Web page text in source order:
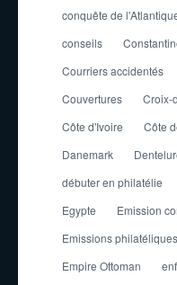
conquête de
conseils
Courriers accidentés
Couvertures
Croix-
Côte d'Ivoire
Côte
Danemark
débuter en philatélie
Egypte
Emission
Emissions philatéliques
Empire Ottoman